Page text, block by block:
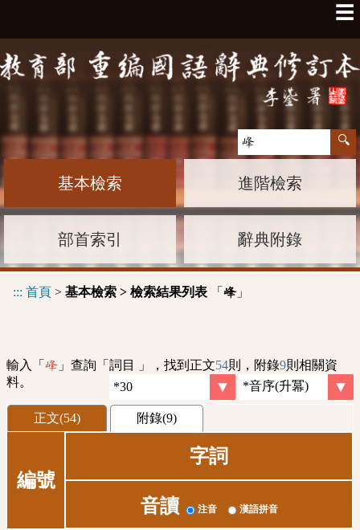
☰
基本檢索 進階檢索
部首索引 辭典附錄
::: 首頁 > 基本檢索 > 檢索結果列表 「 峰」
輸入「 峰 」查詢「詞目 」，找到正文54則，附錄9則相關資
料。
正文(54) 附錄(9)
編號
字詞
音讀 注音 漢語拼音